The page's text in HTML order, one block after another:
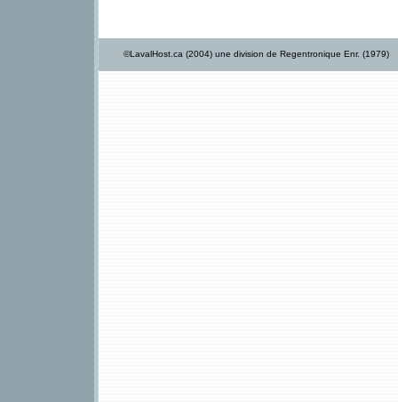
©LavalHost.ca (2004) une division de Regentronique Enr. (1979)